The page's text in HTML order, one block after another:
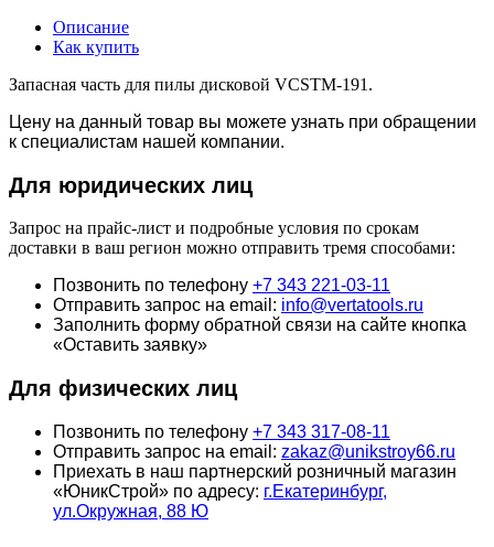
Описание
Как купить
Запасная часть для пилы дисковой VCSTM-191.
Цену на данный товар вы можете узнать при обращении
к специалистам нашей компании.
Для юридических лиц
Запрос на прайс-лист и подробные условия по срокам
доставки в ваш регион можно отправить тремя способами:
Позвонить по телефону +7 343 221-03-11
Отправить запрос на email: info@vertatools.ru
Заполнить форму обратной связи на сайте кнопка
«Оставить заявку»
Для физических лиц
Позвонить по телефону +7 343 317-08-11
Отправить запрос на email: zakaz@unikstroy66.ru
Приехать в наш партнерский розничный магазин
«ЮникСтрой» по адресу: г.Екатеринбург,
ул.Окружная, 88 Ю